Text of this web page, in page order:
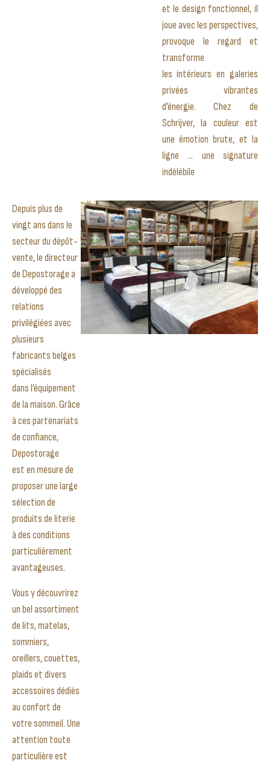
et le design fonctionnel, il
joue avec les perspectives,
provoque le regard et
transforme
les intérieurs en galeries
privées vibrantes
d’énergie. Chez de
Schrijver, la couleur est
une émotion brute, et la
ligne … une signature
indélébile
Depuis plus de
vingt ans dans le
secteur du dépôt-
vente, le directeur
de Depostorage a
développé des
relations
privilégiées avec
plusieurs
fabricants belges
spécialisés
dans l’équipement
de la maison. Grâce
à ces partenariats
de confiance,
Depostorage
est en mesure de
proposer une large
sélection de
produits de literie
à des conditions
particulièrement
avantageuses.
Vous y découvrirez
un bel assortiment
de lits, matelas,
sommiers,
oreillers, couettes,
plaids et divers
accessoires dédiés
au confort de
votre sommeil. Une
attention toute
particulière est